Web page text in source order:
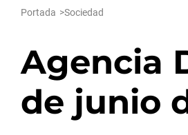
Portada >Sociedad
Agencia
de junio